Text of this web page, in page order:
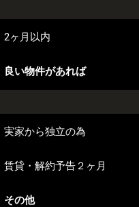
2ヶ月以内
良い物件があれば
実家から独立の為
賃貸・解約予告２ヶ月
その他